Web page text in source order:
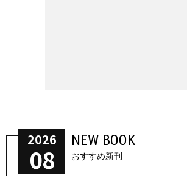
2026
08
NEW BOOK
おすすめ新刊